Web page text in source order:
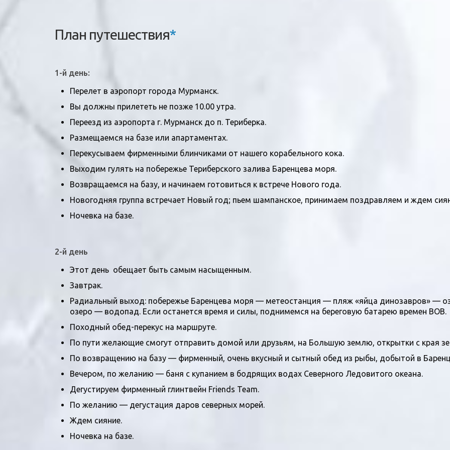
План путешествия*
1-й день:
Перелет в аэропорт города Мурманск.
Вы должны прилететь не позже 10.00 утра.
Переезд из аэропорта г. Мурманск до п. Териберка.
Размещаемся на базе или апартаментах.
Перекусываем фирменными блинчиками от нашего корабельного кока.
Выходим гулять на побережье Териберского залива Баренцева моря.
Возвращаемся на базу, и начинаем готовиться к встрече Нового года.
Новогодняя группа встречает Новый год; пьем шампанское, принимаем поздравляем и ждем
Ночевка на базе.
2-й день
Этот день обещает быть самым насыщенным.
Завтрак.
Радиальный выход:побережье Баренцева моря — метеостанция — пляж «яйца динозавров» —
озеро — водопад. Если останется время и силы, поднимемся на береговую батарею времен ВОВ.
Походный обед-перекус на маршруте.
По пути желающие смогут отправить домой или друзьям, на Большую землю, открытки с края
По возвращению на базу — фирменный, очень вкусный и сытный обед из рыбы, добытой в
Вечером, по желанию — баня с купанием в бодрящих водах Северного Ледовитого океана.
Дегустируем фирменный глинтвейн Friends Team.
По желанию — дегустация даров северных морей.
Ждем сияние.
Ночевка на базе.